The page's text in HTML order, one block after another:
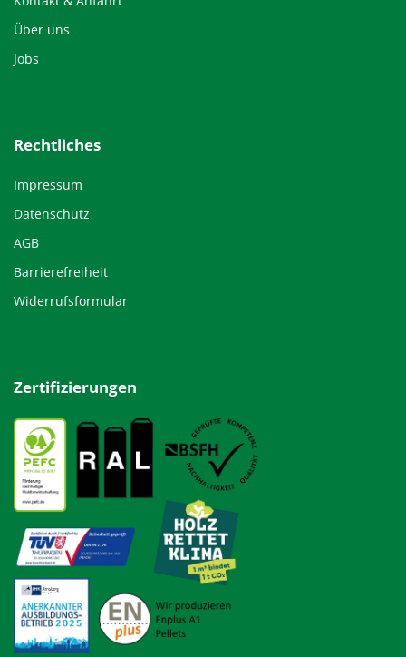
Über uns
Jobs
Rechtliches
Impressum
Datenschutz
AGB
Barrierefreiheit
Widerrufsformular
Zertifizierungen